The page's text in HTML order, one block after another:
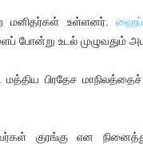
மனிதர்கள் உள்ளனர்.
போன்று உடல் முழுவதும்
பிரதேச
குரங்கு என